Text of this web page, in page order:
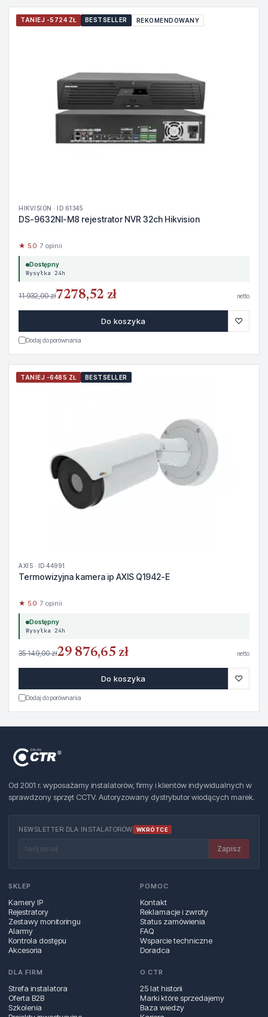
TANIEJ -5724 ZŁ BESTSELLER REKOMENDOWANY
HIKVISION · ID 61345
DS-9632NI-M8 rejestrator NVR 32ch Hikvision
★ 5.0· 7 opinii
Dostępny
Wysyłka 24h
11 932,00 zł7278,52 zł netto
Do koszyka ♡
Dodaj do porównania
TANIEJ -6485 ZŁ BESTSELLER
AXIS · ID 44991
Termowizyjna kamera ip AXIS Q1942-E
★ 5.0· 7 opinii
Dostępny
Wysyłka 24h
35 149,00 zł29 876,65 zł netto
Do koszyka ♡
Dodaj do porównania
Od 2001 r. wyposażamy instalatorów, firmy i klientów indywidualnych w
sprawdzony sprzęt CCTV. Autoryzowany dystrybutor wiodących marek.
NEWSLETTER DLA INSTALATORÓW WKRÓTCE
Zapisz
SKLEP
Kamery IP
Rejestratory
Zestawy monitoringu
Alarmy
Kontrola dostępu
Akcesoria
POMOC
Kontakt
Reklamacje i zwroty
Status zamówienia
FAQ
Wsparcie techniczne
Doradca
DLA FIRM
Strefa instalatora
Oferta B2B
Szkolenia
O CTR
25 lat historii
Marki które sprzedajemy
Baza wiedzy